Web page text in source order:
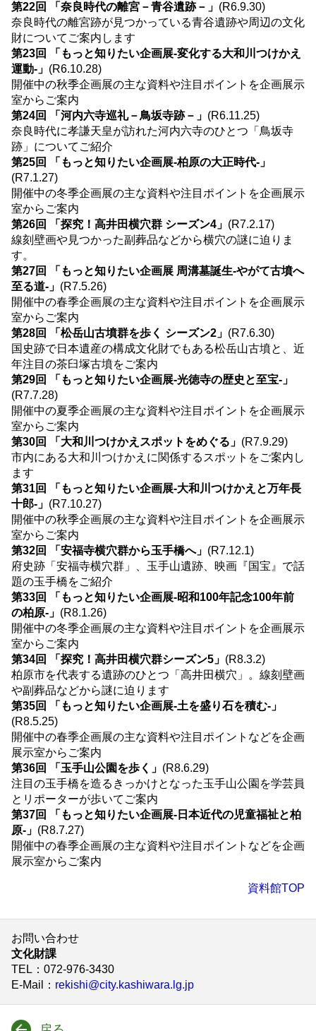
第22回 「奈良時代の離宮－青谷遺跡－」 (R6.9.30)
奈良時代の離宮跡が見つかっている青谷遺跡や周辺の文化
財についてご案内します
第23回 「もっと知りたい企画展-変化する大和川つけかえ
運動-」 (R6.10.28)
開催中の秋季企画展の主な資料や注目ポイントを企画展示
室からご案内
第24回 「河内六寺巡礼－鳥坂寺跡－」 (R6.11.25)
奈良時代に孝謙天皇が訪れた河内六寺のひとつ「鳥坂寺
跡」についてご紹介
第25回 「もっと知りたい企画展-柏原の大正時代-」
(R7.1.27)
開催中の冬季企画展の主な資料や注目ポイントを企画展示
室からご案内
第26回 「探究！高井田横穴群 シーズン4」 (R7.2.17)
線刻壁画や見つかった副葬品などから横穴の謎に迫りま
す。
第27回 「もっと知りたい企画展 周溝墓誕生-やがて古墳へ
至る道-」 (R7.5.26)
開催中の春季企画展の主な資料や注目ポイントを企画展示
室からご案内
第28回 「松岳山古墳群を歩く シーズン2」 (R7.6.30)
国史跡で日本遺産の構成文化財でもある松岳山古墳と、近
年注目の茶臼塚古墳をご案内
第29回 「もっと知りたい企画展-光徳寺の歴史と至宝-」
(R7.7.28)
開催中の夏季企画展の主な資料や注目ポイントを企画展示
室からご案内
第30回 「大和川つけかえスポットをめぐる」 (R7.9.29)
市内にある大和川つけかえに関係するスポットをご案内し
ます
第31回 「もっと知りたい企画展-大和川つけかえと万年長
十郎-」 (R7.10.27)
開催中の秋季企画展の主な資料や注目ポイントを企画展示
室からご案内
第32回 「安福寺横穴群から玉手橋へ」 (R7.12.1)
府史跡「安福寺横穴群」、玉手山遺跡、映画『国宝』で話
題の玉手橋をご紹介
第33回 「もっと知りたい企画展-昭和100年記念100年前
の柏原-」 (R8.1.26)
開催中の冬季企画展の主な資料や注目ポイントを企画展示
室からご案内
第34回 「探究！高井田横穴群シーズン5」 (R8.3.2)
柏原市を代表する遺跡のひとつ「高井田横穴」。線刻壁画
や副葬品などから謎に迫ります
第35回 「もっと知りたい企画展-土を盛り石を積む-」
(R8.5.25)
開催中の春季企画展の主な資料や注目ポイントなどを企画
展示室からご案内
第36回 「玉手山公園を歩く」 (R8.6.29)
注目の玉手橋を造るきっかけとなった玉手山公園を学芸員
とリポーターが歩いてご案内
第37回 「もっと知りたい企画展-日本近代の児童福祉と柏
原-」 (R8.7.27)
開催中の春季企画展の主な資料や注目ポイントなどを企画
展示室からご案内
資料館TOP
お問い合わせ
文化財課
TEL ：072-976-3430
E-Mail
： rekishi@city.kashiwara.lg.jp